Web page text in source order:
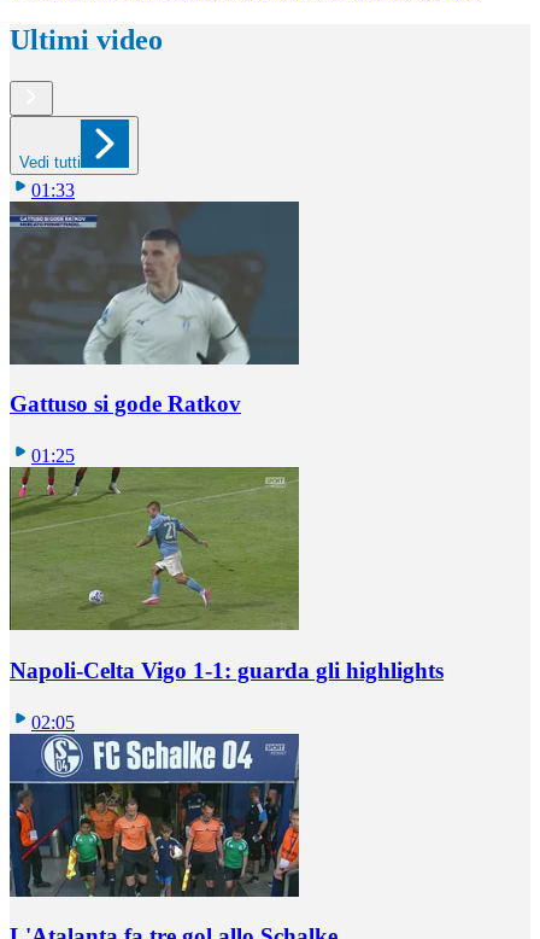
Ultimi video
Vedi tutti
01:33
Gattuso si gode Ratkov
01:25
Napoli-Celta Vigo 1-1: guarda gli highlights
02:05